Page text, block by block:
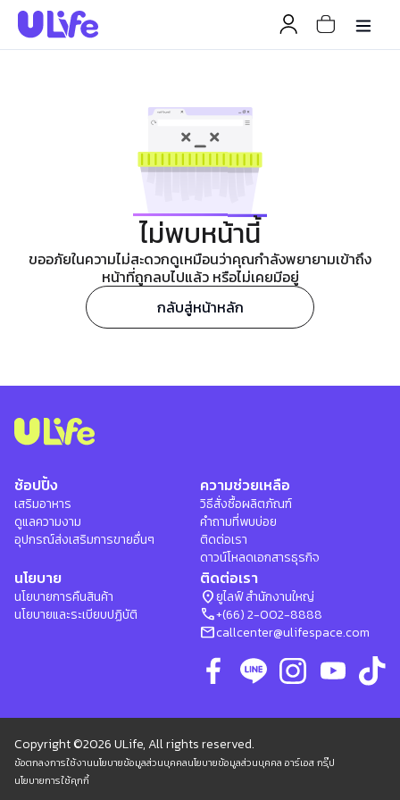
ไม่พบหน้านี้
ขออภัยในความไม่สะดวกดูเหมือนว่าคุณกำลังพยายามเข้าถึง
หน้าที่ถูกลบไปแล้ว หรือไม่เคยมีอยู่
กลับสู่หน้าหลัก
ช้อปปิ้ง
เสริมอาหาร
ดูแลความงาม
อุปกรณ์ส่งเสริมการขายอื่นๆ
ความช่วยเหลือ
วิธีสั่งซื้อผลิตภัณฑ์
คำถามที่พบบ่อย
ติดต่อเรา
ดาวน์โหลดเอกสารธุรกิจ
นโยบาย
นโยบายการคืนสินค้า
นโยบายและระเบียบปฏิบัติ
ติดต่อเรา
location_onยูไลฟ์ สำนักงานใหญ่
phone+(66) 2-002-8888
mailcallcenter@ulifespace.com
Copyright ©2026 ULife, All rights reserved.
ข้อตกลงการใช้งานนโยบายข้อมูลส่วนบุคคลนโยบายข้อมูลส่วนบุคคล อาร์เอส กรุ๊ป
นโยบายการใช้คุกกี้